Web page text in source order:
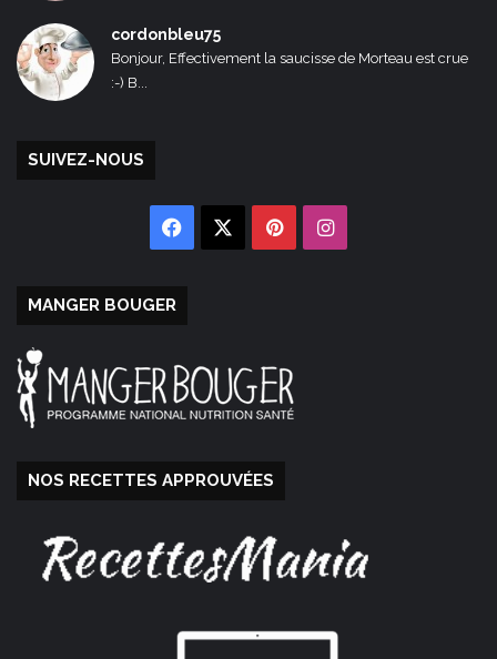
cordonbleu75
Bonjour, Effectivement la saucisse de Morteau est crue
:-) B...
SUIVEZ-NOUS
Facebook PinterestInstagram
MANGER BOUGER
NOS RECETTES APPROUVÉES